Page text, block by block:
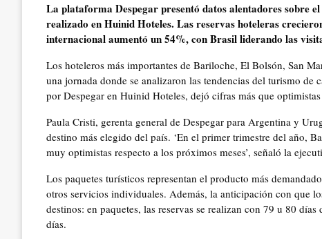
La plataforma Despegar presentó datos alentadores sobre
realizado en Huinid Hoteles. Las reservas hoteleras
internacional aumentó un 54%, con Brasil liderando las
Los hoteleros más importantes de Bariloche, El Bolsón, San
una jornada donde se analizaron las tendencias del turismo de
por Despegar en Huinid Hoteles, dejó cifras más que
Paula Cristi, gerenta general de Despegar para Argentina y
destino más elegido del país. ‘En el primer trimestre del año,
muy optimistas respecto a los próximos meses’, señaló la
Los paquetes turísticos representan el producto más
otros servicios individuales. Además, la anticipación con que
destinos: en paquetes, las reservas se realizan con 79 u 80
días.